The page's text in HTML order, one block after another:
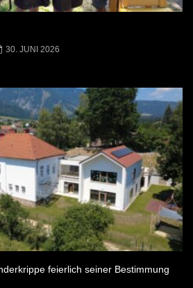
30. JUNI 2026
feierlich seiner Bestimmung